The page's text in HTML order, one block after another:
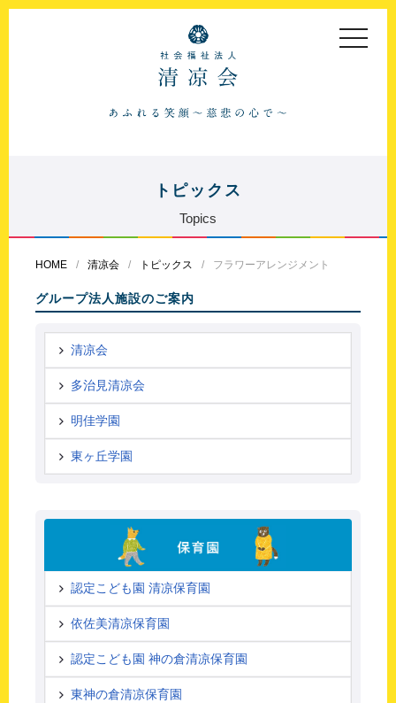
toggle
トピックス
Topics
HOME 清凉会 トピックス フラワーアレンジメント
グループ法人施設のご案内
清凉会
多治見清凉会
明佳学園
東ヶ丘学園
認定こども園 清凉保育園
依佐美清凉保育園
認定こども園 神の倉清凉保育園
東神の倉清凉保育園